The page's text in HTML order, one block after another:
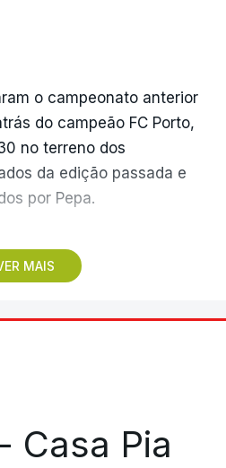
MAIS
o campeonato anterior
do campeão FC Porto,
no terreno dos
da edição passada e
por Pepa.
dia, o Marítimo, vencedor
o regresso à 'elite' após
Casa Pia, formação que
no play-off.
Reboleira e na Madeira, o
o Arouca (18:00), dois
Casa Pia